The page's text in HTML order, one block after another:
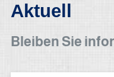
Aktuell
Bleiben Sie